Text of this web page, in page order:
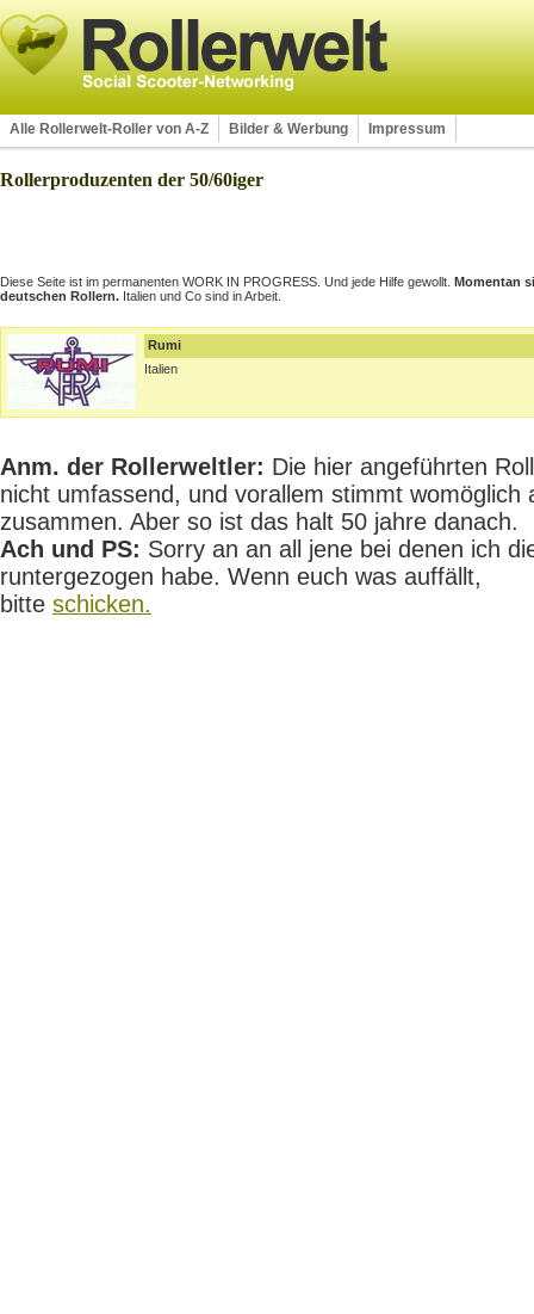
Alle Rollerwelt-Roller von A-Z Bilder & Werbung Impressum
Rollerproduzenten der 50/60iger
Diese Seite ist im permanenten WORK IN PROGRESS. Und jede Hilfe gewollt. Momentan
deutschen Rollern. Italien und Co sind in Arbeit.
Rumi
Italien
Anm. der Rollerweltler: Die hier angeführten
nicht umfassend, und vorallem stimmt womöglich
zusammen. Aber so ist das halt 50 jahre danach.
Ach und PS: Sorry an an all jene bei denen ich
runtergezogen habe. Wenn euch was auffällt,
bitte schicken.